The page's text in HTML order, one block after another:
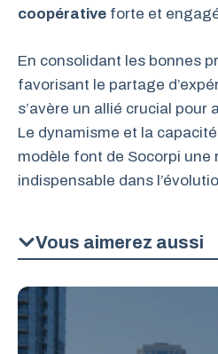
coopérative forte et
En consolidant les bonnes
favorisant le partage
s’avère un allié crucial pour
Le dynamisme et la
modèle font de Socorpi une
indispensable dans
Vous aimerez aussi